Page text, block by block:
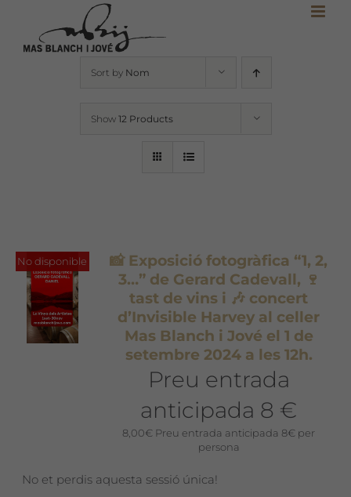
content
Sort by Nom
Show 12 Products
No disponible
📸 Exposició fotogràfica “1, 2,
3…” de Gerard Cadevall, 🍷
tast de vins i 🎶 concert
d’Invisible Harvey al celler
Mas Blanch i Jové el 1 de
setembre 2024 a les 12h.
Preu entrada
anticipada 8 €
8,00€ Preu entrada anticipada 8€ per
persona
No et perdis aquesta sessió única!